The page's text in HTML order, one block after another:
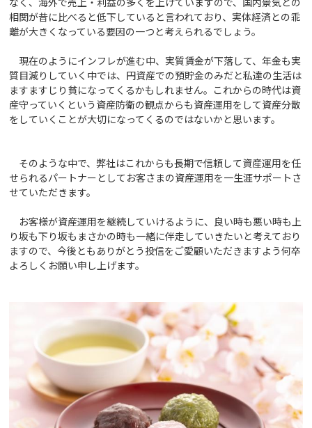
相関が昔に比べると低下していると言われており、実体経済との乖
離が大きくなっている要因の一つと考えられるでしょう。
現在のようにインフレが進む中、実質賃金が下落して、年金も実
質目減りしていく中では、円資産での預貯金のみだと私達の生活は
ますますじり貧になってくるかもしれません。これからの時代は資
産守っていくという資産防衛の観点からも資産運用をして資産分散
をしていくことが大切になってくるのではないかと思います。
そのような中で、弊社はこれからも長期で信頼して資産運用を任
せられるパートナーとしてお客さまの資産運用を一生涯サポートさ
せていただきます。
お客様が資産運用を継続していけるように、良い時も悪い時も上
り坂も下り坂もまさかの時も一緒に伴走していきたいと考えており
ますので、今後ともありがとう投信をご愛顧いただきますよう何卒
よろしくお願い申し上げます。